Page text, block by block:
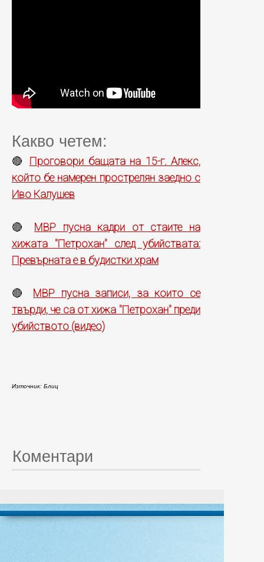
Какво четем:
🔴 Проговори бащата на 15-г. Алекс,
който бе намерен прострелян заедно с
Иво Калушев
🔴 МВР пусна кадри от стаите на
хижата "Петрохан" след убийствата:
Превърната е в будистки храм
🔴 МВР пусна записи, за които се
твърди, че са от хижа "Петрохан" преди
убийството (видео)
Източник: Блиц
Коментари